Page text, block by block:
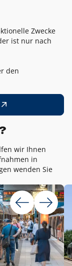
Zwecke
ist nur nach
den
wir Ihnen
in
wenden Sie